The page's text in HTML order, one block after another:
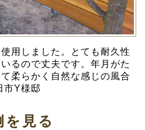
用しました。とても耐久性
るので丈夫です。年月がた
柔らかく自然な感じの風合
市Y様邸
を見る